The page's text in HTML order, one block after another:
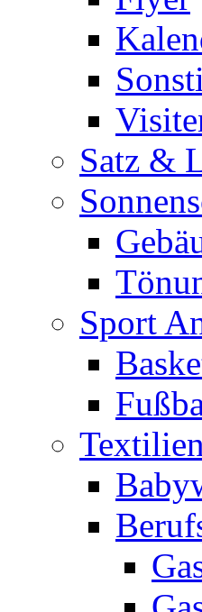
Satz &
Sport
Textilien